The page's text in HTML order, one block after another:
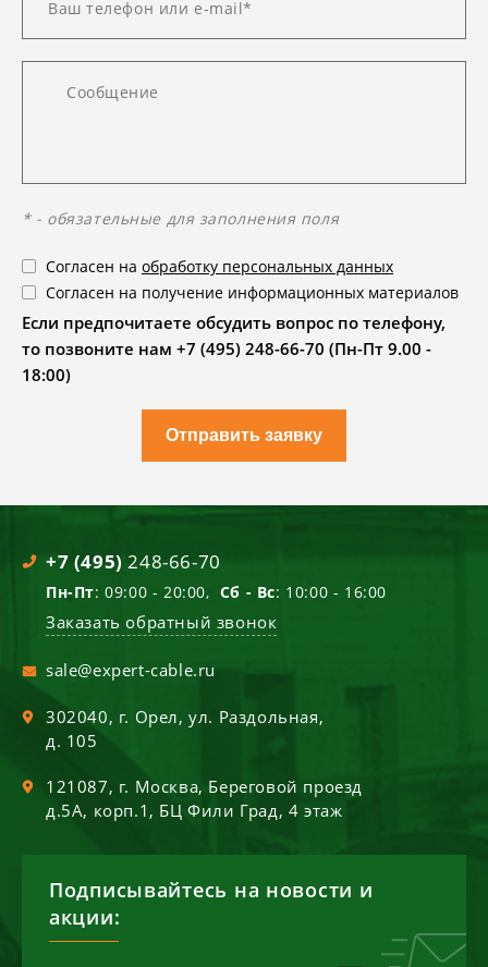
* - обязательные для заполнения поля
Согласен на обработку персональных данных
Согласен на получение информационных материалов
Если предпочитаете обсудить вопрос по телефону,
то позвоните нам +7 (495) 248-66-70 (Пн-Пт 9.00 -
18:00)
Отправить заявку
+7 (495) 248-66-70
Пн-Пт: 09:00 - 20:00, Сб - Вс: 10:00 - 16:00
Заказать обратный звонок
sale@expert-cable.ru
302040, г. Орел,ул. Раздольная,
д. 105
121087, г. Москва, Береговой проезд
д.5А, корп.1, БЦ Фили Град, 4 этаж
Подписывайтесь на новости и
акции: